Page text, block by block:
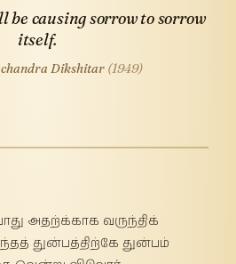
be causing sorrow to sorrow
itself.
Dikshitar (1949)
அதற்க்காக வருந்திக்
துன்பத்திற்கே துன்பம்